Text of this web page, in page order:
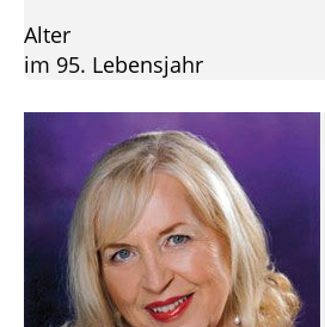
Alter
im 95. Lebensjahr